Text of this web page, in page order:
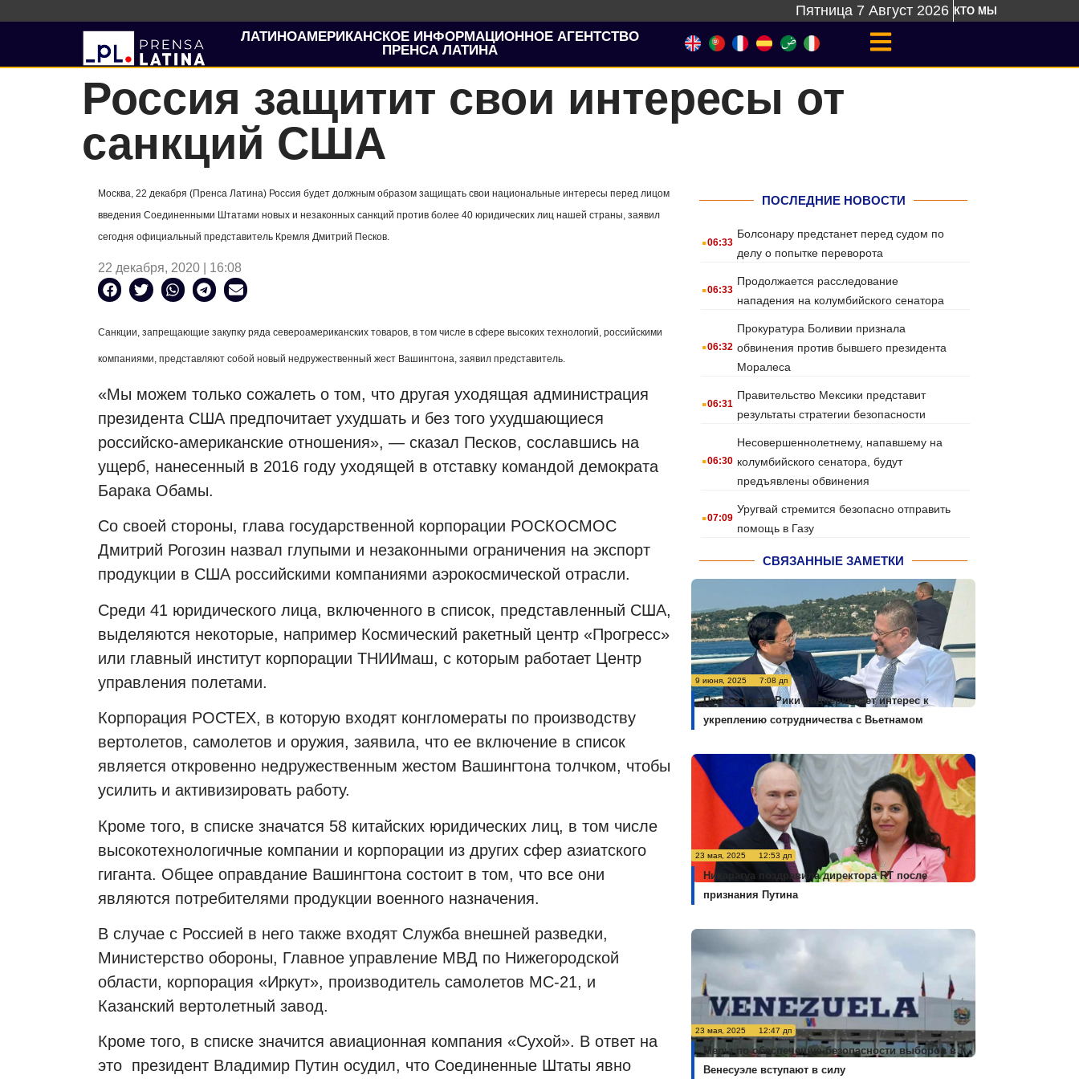
Пятница 7 Август 2026 КТО МЫ
ЛАТИНОАМЕРИКАНСКОЕ ИНФОРМАЦИОННОЕ АГЕНТСТВО
ПРЕНСА ЛАТИНА
Россия защитит свои интересы от
санкций США
Москва, 22 декабря (Пренса Латина) Россия будет должным образом защищать свои национальные интересы перед лицом
введения Соединенными Штатами новых и незаконных санкций против более 40 юридических лиц нашей страны, заявил
сегодня официальный представитель Кремля Дмитрий Песков.
22 декабря, 2020 | 16:08
Санкции, запрещающие закупку ряда североамериканских товаров, в том числе в сфере высоких технологий, российскими
компаниями, представляют собой новый недружественный жест Вашингтона, заявил представитель.
«Мы можем только сожалеть о том, что другая уходящая администрация
президента США предпочитает ухудшать и без того ухудшающиеся
российско-американские отношения», — сказал Песков, сославшись на
ущерб, нанесенный в 2016 году уходящей в отставку командой демократа
Барака Обамы.
Со своей стороны, глава государственной корпорации РОСКОСМОС
Дмитрий Рогозин назвал глупыми и незаконными ограничения на экспорт
продукции в США российскими компаниями аэрокосмической отрасли.
Среди 41 юридического лица, включенного в список, представленный США,
выделяются некоторые, например Космический ракетный центр «Прогресс»
или главный институт корпорации ТНИИмаш, с которым работает Центр
управления полетами.
Корпорация РОСТЕХ, в которую входят конгломераты по производству
вертолетов, самолетов и оружия, заявила, что ее включение в список
является откровенно недружественным жестом Вашингтона толчком, чтобы
усилить и активизировать работу.
Кроме того, в списке значатся 58 китайских юридических лиц, в том числе
высокотехнологичные компании и корпорации из других сфер азиатского
гиганта. Общее оправдание Вашингтона состоит в том, что все они
являются потребителями продукции военного назначения.
В случае с Россией в него также входят Служба внешней разведки,
Министерство обороны, Главное управление МВД по Нижегородской
области, корпорация «Иркут», производитель самолетов МС-21, и
Казанский вертолетный завод.
Кроме того, в списке значится авиационная компания «Сухой». В ответ на
это президент Владимир Путин осудил, что Соединенные Штаты явно
ПОСЛЕДНИЕ НОВОСТИ
.06:33
Болсонару предстанет перед судом по
делу о попытке переворота
.06:33
Продолжается расследование
нападения на колумбийского сенатора
.06:32
Прокуратура Боливии признала
обвинения против бывшего президента
Моралеса
.06:31
Правительство Мексики представит
результаты стратегии безопасности
.06:30
Несовершеннолетнему, напавшему на
колумбийского сенатора, будут
предъявлены обвинения
.07:09
Уругвай стремится безопасно отправить
помощь в Газу
СВЯЗАННЫЕ ЗАМЕТКИ
9 июня, 2025 7:08 дп
Пресса Коста-Рики подчеркивает интерес к
укреплению сотрудничества с Вьетнамом
23 мая, 2025 12:53 дп
Никарагуа поздравила директора RT после
признания Путина
23 мая, 2025 12:47 дп
Меры по обеспечению безопасности выборов в
Венесуэле вступают в силу